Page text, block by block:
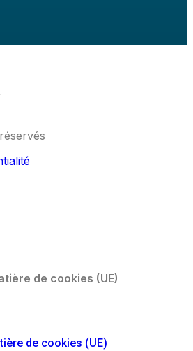
de cookies (UE)
de cookies (UE)